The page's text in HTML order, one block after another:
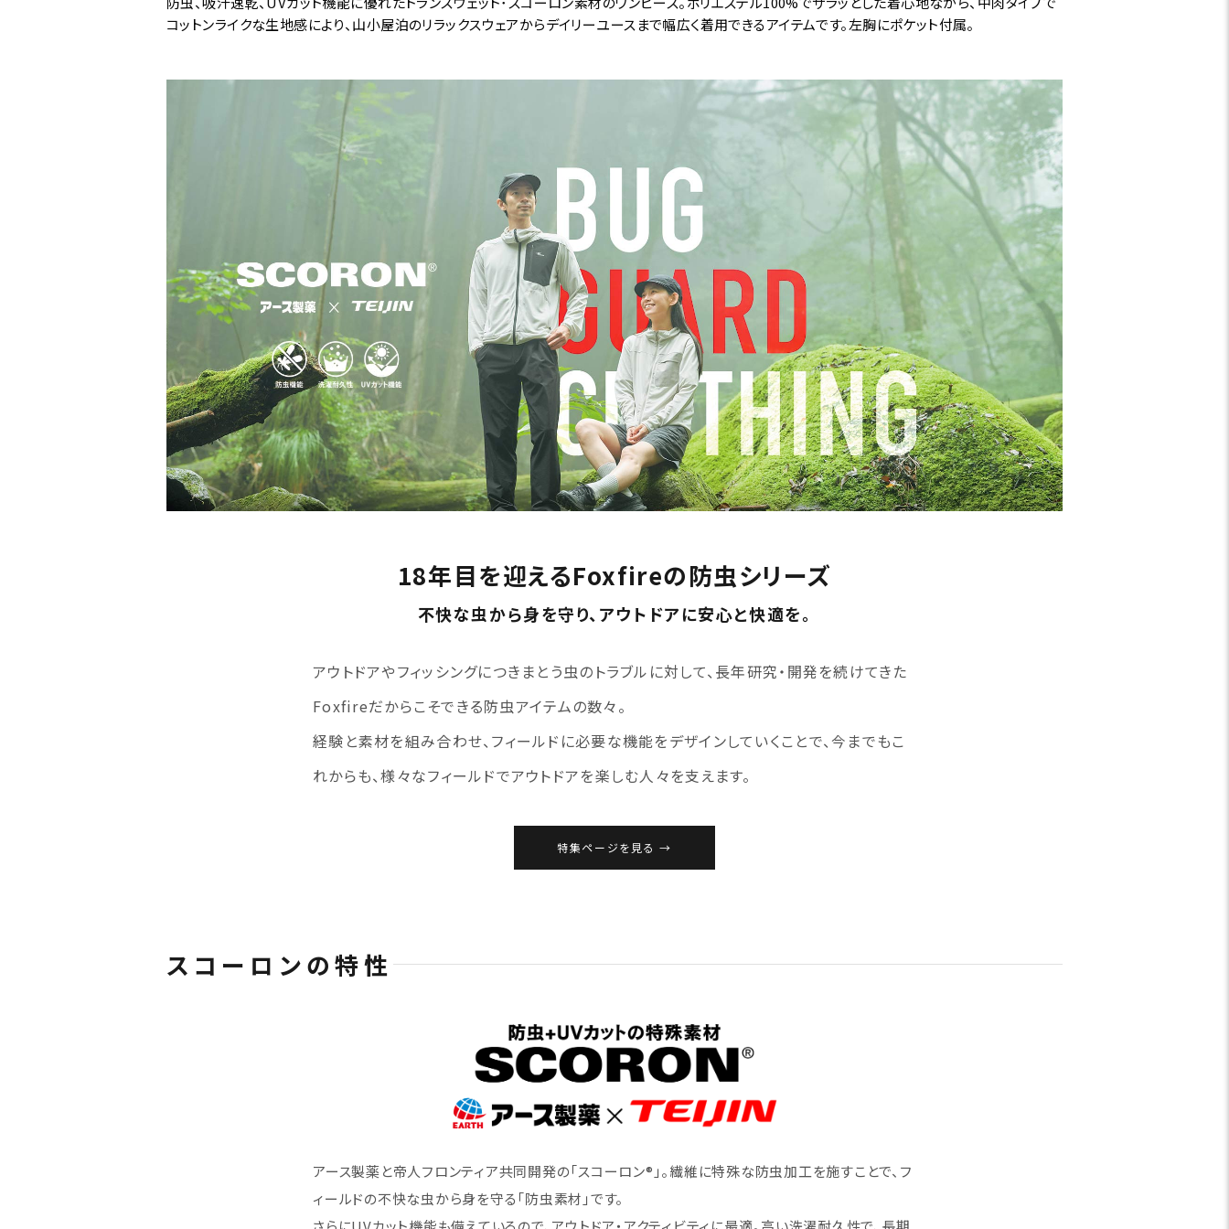
コットンライクな生地感により、山小屋泊のリラックスウェアからデイリーユースまで幅広く着用できるアイテムです。左胸にポケット付属。
18年目を迎えるFoxfireの防虫シリーズ
不快な虫から身を守り、アウトドアに安心と快適を。
アウトドアやフィッシングにつきまとう虫のトラブルに対して、長年研究・開発を続けてきた
Foxfireだからこそできる防虫アイテムの数々。
経験と素材を組み合わせ、フィールドに必要な機能をデザインしていくことで、今までもこ
れからも、様々なフィールドでアウトドアを楽しむ人々を支えます。
特集ページを見る
スコーロンの特性
アース製薬と帝人フロンティア共同開発の「スコーロン®」。繊維に特殊な防虫加工を施すことで、フ
ィールドの不快な虫から身を守る「防虫素材」です。